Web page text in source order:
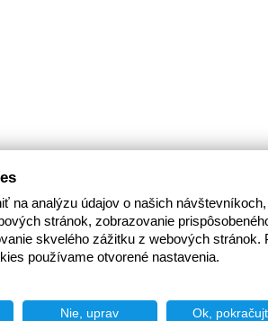
na analýzu údajov o našich
stránok, zobrazovanie
skvelého zážitku z webových stránok.
používame otvorené nastavenia.
Nie, uprav Ok,